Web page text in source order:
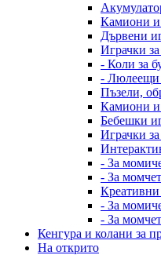
Камиони и
Дървени
Играчки за
- Коли за
- Люлеещи
Пъзели,
Камиони и
Бебешки
Играчки
- За
- За
Креативни
- За
- За
Кенгура и колани за
На открито